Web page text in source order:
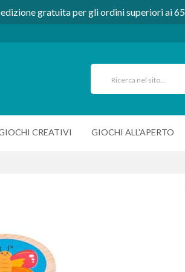
gratuita per gli ordini superiori ai
CREATIVI GIOCHI ALL'APERTO